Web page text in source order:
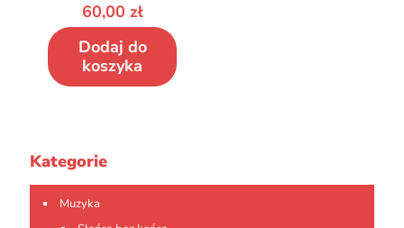
60,00 zł
Dodaj do
koszyka
Kategorie
Muzyka